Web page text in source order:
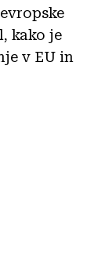
kako je
v EU in